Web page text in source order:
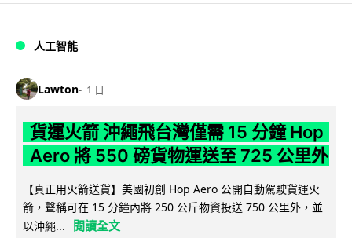
人工智能
Lawton 1 日
貨運火箭 沖繩飛台灣僅需 15 分鐘 Hop
Aero 將 550 磅貨物運送至 725 公里外
【真正用火箭送貨】美國初創 Hop Aero 公開自動駕駛貨運火
箭，聲稱可在 15 分鐘內將 250 公斤物資投送 750 公里外，並
以沖繩...
閱讀全文